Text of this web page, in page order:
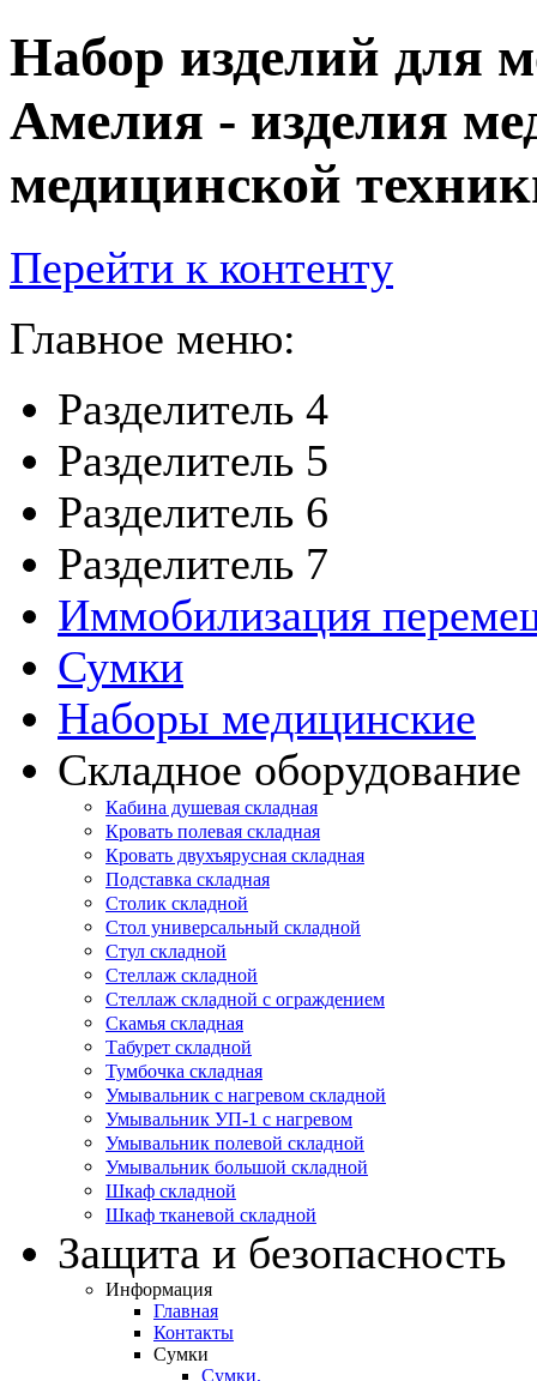
Набор изделий для
Амелия - изделия
медицинской
Перейти к контенту
Главное меню:
Разделитель 4
Разделитель 5
Разделитель 6
Разделитель 7
Иммобилизация
Сумки
Наборы медицинские
Складное оборудование
Кабина душевая складная
Кровать полевая складная
Кровать двухъярусная складная
Подставка складная
Столик складной
Стол универсальный складной
Стул складной
Стеллаж складной
Стеллаж складной с ограждением
Скамья складная
Табурет складной
Тумбочка складная
Умывальник с нагревом складной
Умывальник УП-1 с нагревом
Умывальник полевой складной
Умывальник большой складной
Шкаф складной
Шкаф тканевой складной
Защита и безопасность
Информация
Главная
Контакты
Сумки
Сумки,